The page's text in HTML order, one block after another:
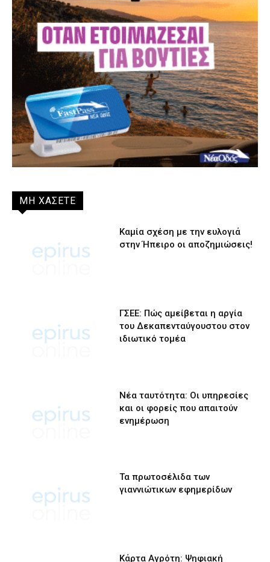
ΜΗ ΧΑΣΕΤΕ
Καμία σχέση με την ευλογιά
στην Ήπειρο οι αποζημιώσεις!
ΓΣΕΕ: Πώς αμείβεται η αργία
του Δεκαπενταύγουστου στον
ιδιωτικό τομέα
Νέα ταυτότητα: Οι υπηρεσίες
και οι φορείς που απαιτούν
ενημέρωση
Τα πρωτοσέλιδα των
γιαννιώτικων εφημερίδων
Κάρτα Αγρότη: Ψηφιακή